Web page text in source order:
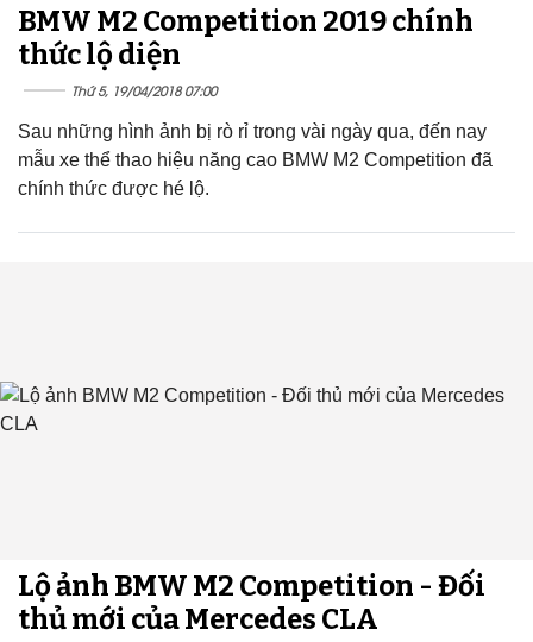
BMW M2 Competition 2019 chính
thức lộ diện
Thứ 5, 19/04/2018 07:00
Sau những hình ảnh bị rò rỉ trong vài ngày qua, đến nay
mẫu xe thể thao hiệu năng cao BMW M2 Competition đã
chính thức được hé lộ.
Lộ ảnh BMW M2 Competition - Đối
thủ mới của Mercedes CLA